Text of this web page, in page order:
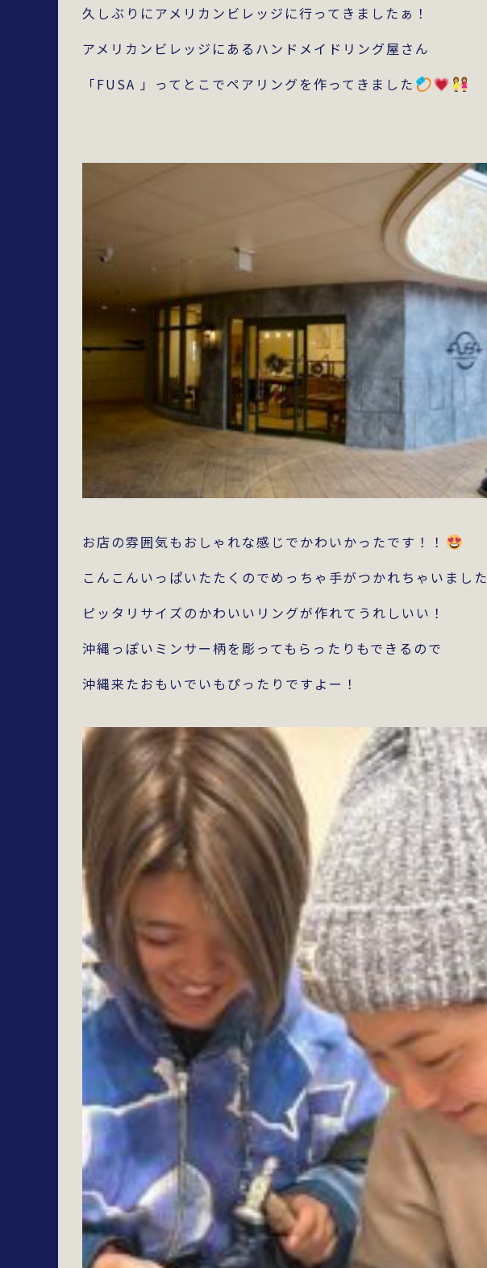
久しぶりにアメリカンビレッジに行ってきましたぁ！
アメリカンビレッジにあるハンドメイドリング屋さん
「FUSA 」ってとこでペアリングを作ってきました
お店の雰囲気もおしゃれな感じでかわいかったです！！
こんこんいっぱいたたくのでめっちゃ手がつかれちゃいました
ピッタリサイズのかわいいリングが作れてうれしいい！
沖縄っぽいミンサー柄を彫ってもらったりもできるので
沖縄来たおもいでいもぴったりですよー！